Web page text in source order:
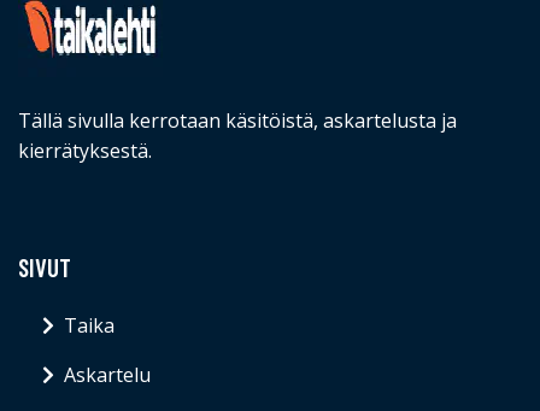
Tällä sivulla kerrotaan käsitöistä, askartelusta ja
kierrätyksestä.
SIVUT
Taika
Askartelu